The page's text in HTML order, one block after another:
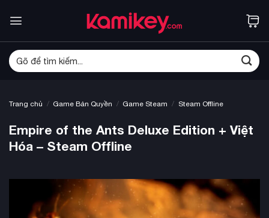
qua
dung
Tìm
kiếm:
Trang chủ / Game Bản Quyền / Game Steam / Steam Offline
Empire of the Ants Deluxe Edition + Việt
Hóa – Steam Offline